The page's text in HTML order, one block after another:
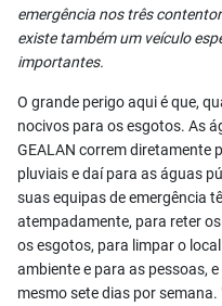
emergência nos três
existe também um veículo
importantes.
O grande perigo aqui é que,
nocivos para os esgotos. As
GEALAN correm diretamente
pluviais e daí para as águas
suas equipas de emergência
atempadamente, para reter
os esgotos, para limpar o
ambiente e para as pessoas,
mesmo sete dias por